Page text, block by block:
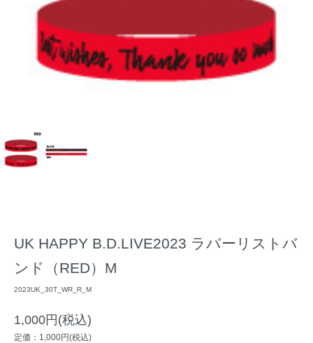
UK HAPPY B.D.LIVE2023 ラバーリストバ
ンド（RED）M
2023UK_30T_WR_R_M
1,000円(税込)
定価：1,000円(税込)